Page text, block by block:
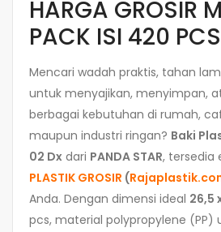
HARGA GROSIR
PACK ISI 420 PCS
Mencari wadah praktis, tahan
untuk menyajikan, menyimpan,
berbagai kebutuhan di rumah,
maupun industri ringan? Baki
02 Dx dari PANDA STAR, tersedia
PLASTIK GROSIR (
Anda. Dengan dimensi ideal 26,5
pcs, material polypropylene (PP)